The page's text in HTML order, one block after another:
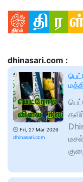
dhinasari.com :
🕑 Fri, 27 Mar 2026
dhinasari.com